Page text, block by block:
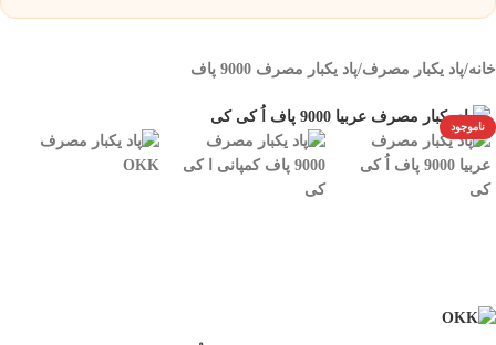
خانه/پاد یکبار مصرف/پاد یکبار مصرف 9000 پاف
ناموجود